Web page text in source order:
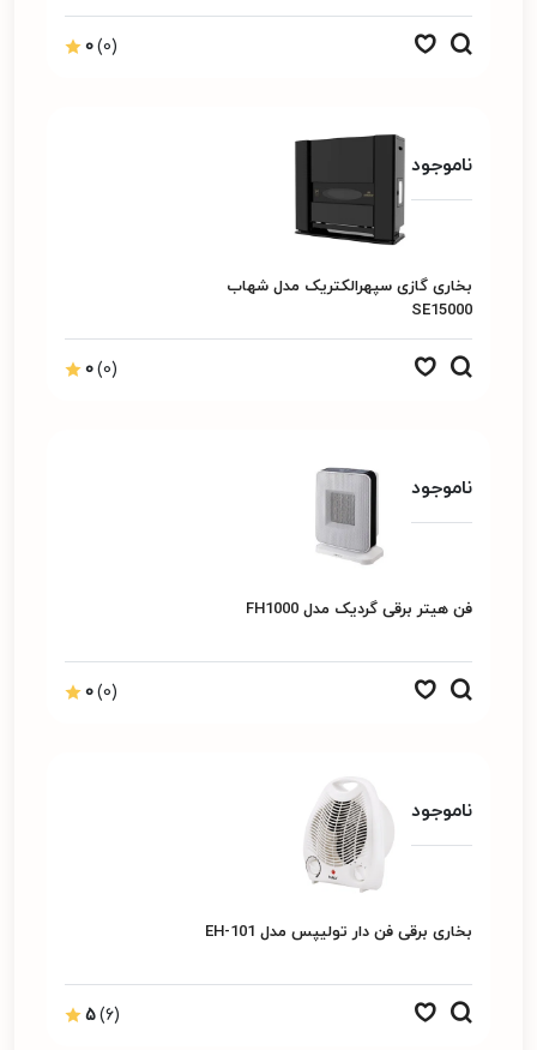
0(0)
ناموجود
بخاری گازی سپهرالکتریک مدل شهاب
SE15000
0(0)
ناموجود
فن هیتر برقی گردیک مدل FH1000
0(0)
ناموجود
بخاری برقی فن دار تولیپس مدل EH-101
5(6)